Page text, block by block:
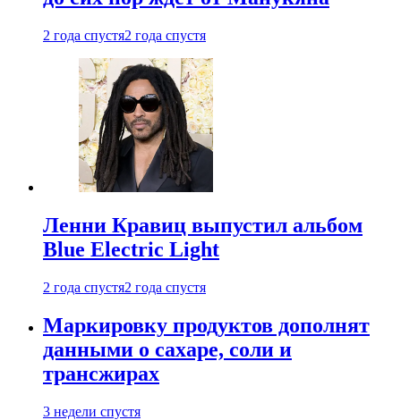
2 года спустя2 года спустя
Ленни Кравиц выпустил альбом
Blue Electric Light
2 года спустя2 года спустя
Маркировку продуктов дополнят
данными о сахаре, соли и
трансжирах
3 недели спустя